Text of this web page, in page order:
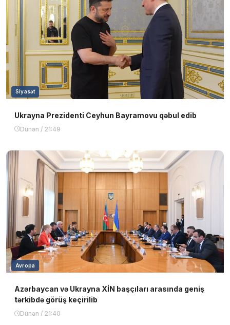
Siyasət
Ukrayna Prezidenti Ceyhun Bayramovu qəbul edib
Dünən / 21:49
Avropa
Azərbaycan və Ukrayna XİN başçıları arasında geniş
tərkibdə görüş keçirilib
Dünən / 21:40